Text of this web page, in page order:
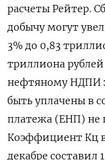
расчеты Рейтер.
добычу могут
3% до 0,83
триллиона
нефтяному НДПИ
быть уплачены в
платежа (ЕНП) не
Коэффициент Кц
декабре